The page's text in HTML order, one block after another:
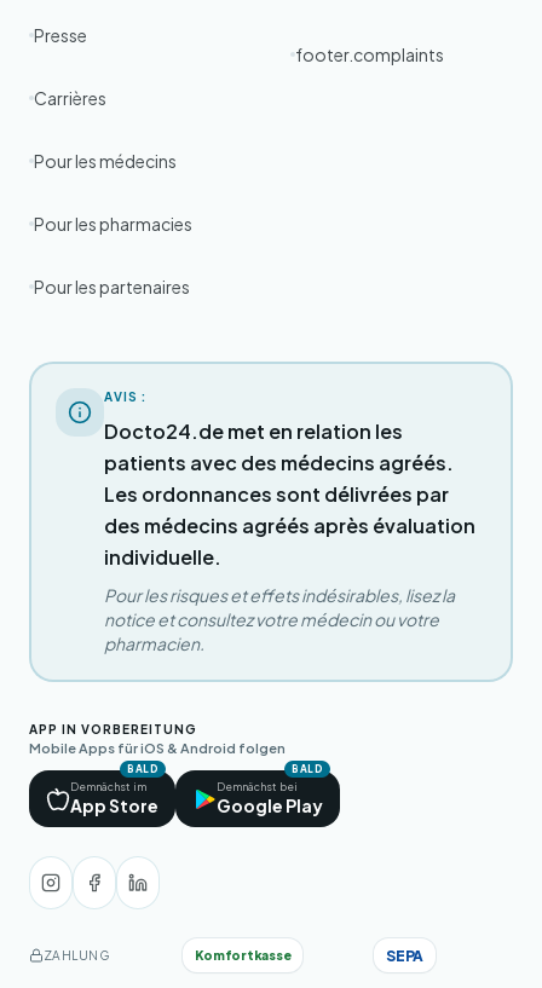
Presse
Carrières
Pour les médecins
Pour les pharmacies
Pour les partenaires
footer.complaints
AVIS :
Docto24.de met en relation les
patients avec des médecins agréés.
Les ordonnances sont délivrées par
des médecins agréés après évaluation
individuelle.
Pour les risques et effets indésirables, lisez la
notice et consultez votre médecin ou votre
pharmacien.
APP IN VORBEREITUNG
Mobile Apps für iOS & Android folgen
BALD
Demnächst im
App Store
BALD
Demnächst bei
Google Play
ZAHLUNG Komfortkasse SEPA